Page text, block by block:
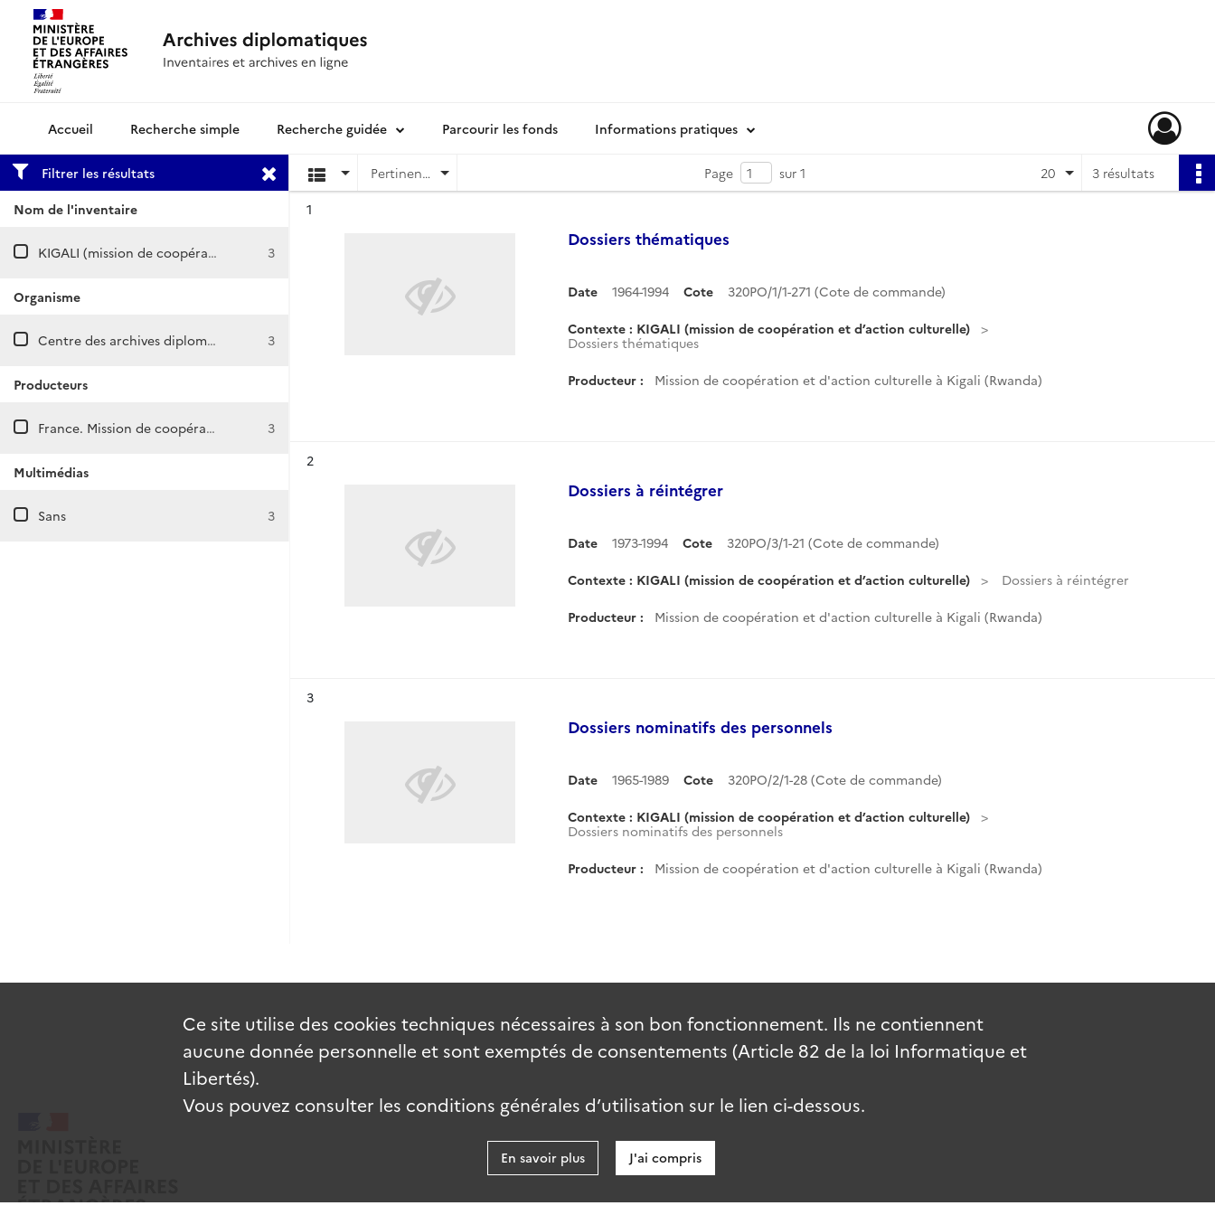
Archives diplomatiquesRecherche simple Recherche guidée Parcourir les fonds Informations pratiques
Filtrer les résultats
Nom de l'inventaire
KIGALI (mission de coopération et d’action culturelle) 3
Organisme
Centre des archives diplomatiques de Nantes 3
Producteurs
France. Mission de coopération et d'action culturelle à Kigali (Rwanda) 3
Multimédias
Sans 3
Pertinence Page sur 1 3 résultats
20
1
Dossiers thématiques
Date 1964-1994 Cote 320PO/1/1-271 (Cote de commande)
Contexte : KIGALI (mission de coopération et d’action culturelle)
Dossiers thématiques
Producteur : Mission de coopération et d'action culturelle à Kigali (Rwanda)
2
Dossiers à réintégrer
Date 1973-1994 Cote 320PO/3/1-21 (Cote de commande)
Contexte : KIGALI (mission de coopération et d’action culturelle) Dossiers à réintégrer
Producteur : Mission de coopération et d'action culturelle à Kigali (Rwanda)
3
Dossiers nominatifs des personnels
Date 1965-1989 Cote 320PO/2/1-28 (Cote de commande)
Contexte : KIGALI (mission de coopération et d’action culturelle)
Dossiers nominatifs des personnels
Producteur : Mission de coopération et d'action culturelle à Kigali (Rwanda)
Ce site utilise des cookies techniques nécessaires à son bon fonctionnement. Ils ne contiennent
aucune donnée personnelle et sont exemptés de consentements (Article 82 de la loi Informatique et
Libertés).
Vous pouvez consulter les conditions générales d’utilisation sur le lien ci-dessous.
En savoir plus J'ai compris